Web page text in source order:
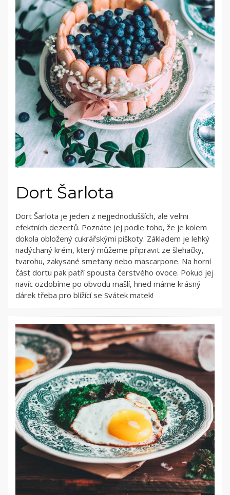
Dort Šarlota
Dort Šarlota je jeden z nejjednodušších, ale velmi
efektních dezertů. Poznáte jej podle toho, že je kolem
dokola obložený cukrářskými piškoty. Základem je lehký
nadýchaný krém, který můžeme připravit ze šlehačky,
tvarohu, zakysané smetany nebo mascarpone. Na horní
část dortu pak patří spousta čerstvého ovoce. Pokud jej
navíc ozdobíme po obvodu mašlí, hned máme krásný
dárek třeba pro blížící se Svátek matek!